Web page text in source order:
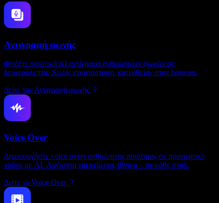
Αντιγραφή φωνής
Φτιάξτε ποιοτικά AI αντίγραφα ανθρώπινων φωνών σε
δευτερόλεπτα. Χωρίς εγκατάσταση, κατευθείαν στον browser.
Δείτε την Αντιγραφή φωνής
Voice Over
Δημιουργήστε voice overs ανθρώπινης ποιότητας σε πραγματικό
χρόνο με AI. Αφήγηση για κείμενα, βίντεο – σε κάθε στυλ.
Δείτε το Voice Over